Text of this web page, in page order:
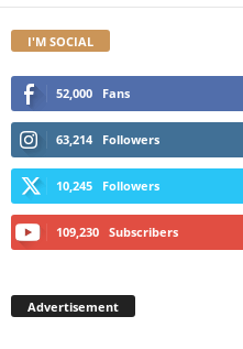
I'M SOCIAL
52,000 Fans
63,214 Followers
10,245 Followers
109,230 Subscribers
Advertisement